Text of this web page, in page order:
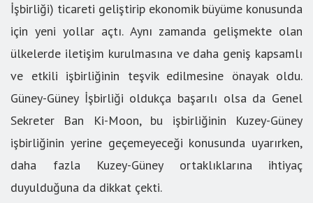
İşbirliği) ticareti geliştirip ekonomik büyüme konusunda
için yeni yollar açtı. Aynı zamanda gelişmekte olan
ülkelerde iletişim kurulmasına ve daha geniş kapsamlı
ve etkili işbirliğinin teşvik edilmesine önayak oldu.
Güney-Güney İşbirliği oldukça başarılı olsa da Genel
Sekreter Ban Ki-Moon, bu işbirliğinin Kuzey-Güney
işbirliğinin yerine geçemeyeceği konusunda uyarırken,
daha fazla Kuzey-Güney ortaklıklarına ihtiyaç
duyulduğuna da dikkat çekti.